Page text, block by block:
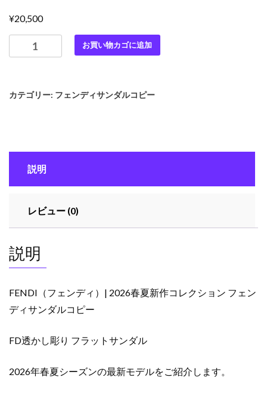
¥20,500
FENDI（フ
ェ
ィ）|
コ
シ
ン
フ
ン
デ
サ
ダ
お買い物カゴに追加
カテゴリー: フェンディサンダルコピー
説明
レビュー (0)
説明
FENDI（フェンディ）| 2026春夏新作コレクション フェン
ディサンダルコピー
FD透かし彫り フラットサンダル
2026年春夏シーズンの最新モデルをご紹介します。